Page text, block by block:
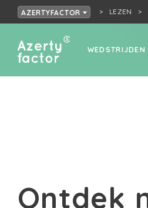
AZERTYFACTOR LEZEN
WEDSTRIJDEN
Ontdek